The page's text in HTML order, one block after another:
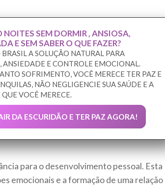
NOITES SEM DORMIR , ANSIOSA,
E SEM SABER O QUE FAZER?
A SOLUÇÃO NATURAL PARA
ANSIEDADE E CONTROLE EMOCIONAL.
SOFRIMENTO, VOCÊ MERECE TER PAZ E
NÃO NEGLIGENCIE SUA SAÚDE E A
VOCÊ MERECE.
DA ESCURIDÃO E TER PAZ AGORA!
para o desenvolvimento pessoal. Esta
emocionais e a formação de uma relação